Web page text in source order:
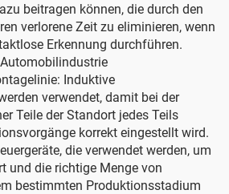
beitragen können, die durch den
verlorene Zeit zu eliminieren, wenn
Erkennung durchführen.
Induktive
verwendet, damit bei der
Teile der Standort jedes Teils
korrekt eingestellt wird.
die verwendet werden, um
und die richtige Menge von
bestimmten Produktionsstadium